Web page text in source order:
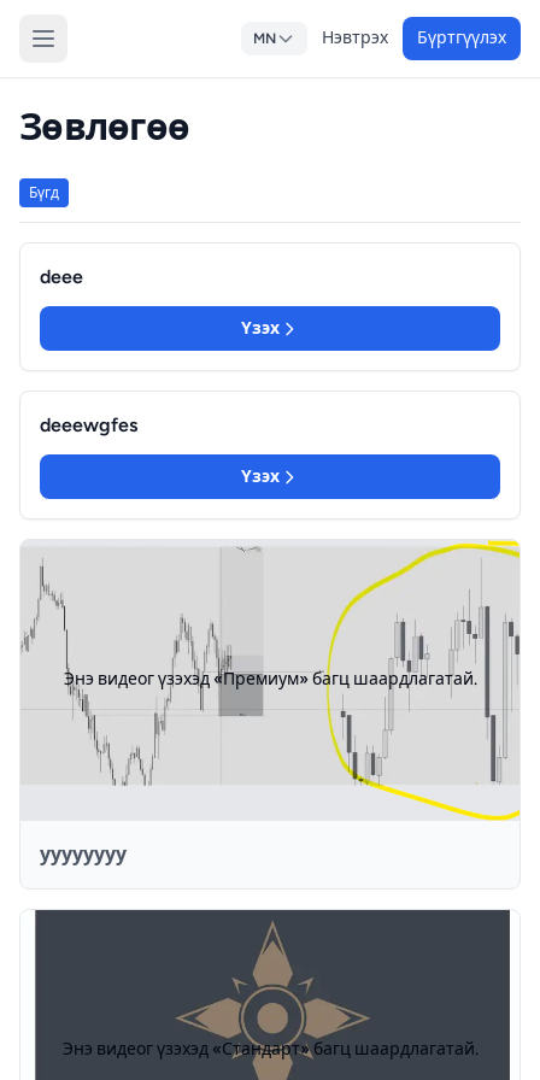
MN Нэвтрэх Бүртгүүлэх
Зөвлөгөө
Бүгд
deee
Үзэх
deeewgfes
Үзэх
Энэ видеог үзэхэд «Премиум» багц шаардлагатай.
уууууууу
Энэ видеог үзэхэд «Стандарт» багц шаардлагатай.